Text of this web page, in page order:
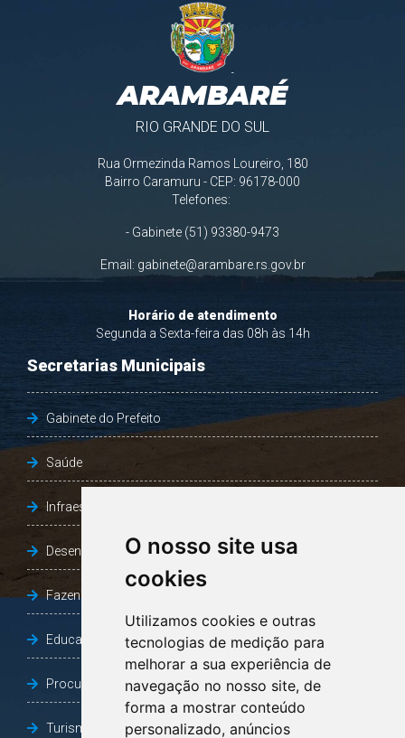
O nosso site usa
cookies
Utilizamos cookies e outras
tecnologias de medição para
melhorar a sua experiência de
navegação no nosso site, de
forma a mostrar conteúdo
personalizado, anúncios
ARAMBARÉ
RIO GRANDE DO SUL
Rua Ormezinda Ramos Loureiro, 180
Bairro Caramuru - CEP: 96178-000
Telefones:
- Gabinete (51) 93380-9473
Email: gabinete@arambare.rs.gov.br
Horário de atendimento
Segunda a Sexta-feira das 08h às 14h
Secretarias Municipais
Gabinete do Prefeito
Saúde
Infraestrutura, Agricultura e Meio Ambiente
Desenvolvimento Social
Fazenda e Desenvolvimento Econômico
Educação
Procuradoria Geral do Município
Turismo, Desporto e Cultura